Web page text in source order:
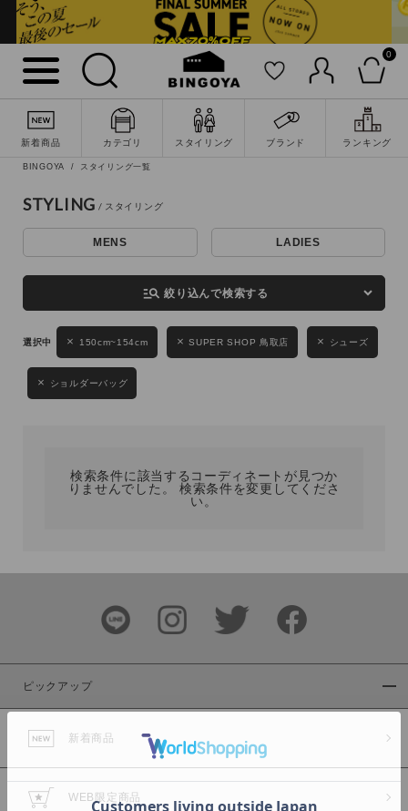
0
新着商品 カテゴリ スタイリング ブランド ランキング
詳細検索
キーワード
性別
MENS LADIES KIDS
ブランド
カラー
BINGOYA スタイリング一覧
STYLING
MENS LADIES
manage_search 絞り込んで検索する
150cm~154cm SUPER SHOP 鳥取店 シューズ
ショルダーバッグ
検索条件に該当するコーディネートが見つか
りませんでした。 検索条件を変更してくださ
い。
ピックアップ
新着商品
WEB限定商品